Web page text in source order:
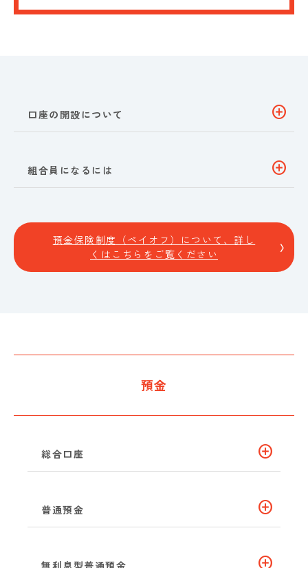
口座の開設について add_circle
組合員になるには add_circle
預金保険制度（ペイオフ）について、詳し
くはこちらをご覧ください
預金
総合口座 add_circle
普通預金 add_circle
無利息型普通預金 add_circle